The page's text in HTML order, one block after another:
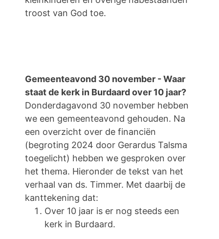
troost van God toe.
Gemeenteavond 30 november - Waar
staat de kerk in Burdaard over 10 jaar?
Donderdagavond 30 november hebben
we een gemeenteavond gehouden. Na
een overzicht over de financiën
(begroting 2024 door Gerardus Talsma
toegelicht) hebben we gesproken over
het thema. Hieronder de tekst van het
verhaal van ds. Timmer. Met daarbij de
kanttekening dat:
Over 10 jaar is er nog steeds een
kerk in Burdaard.